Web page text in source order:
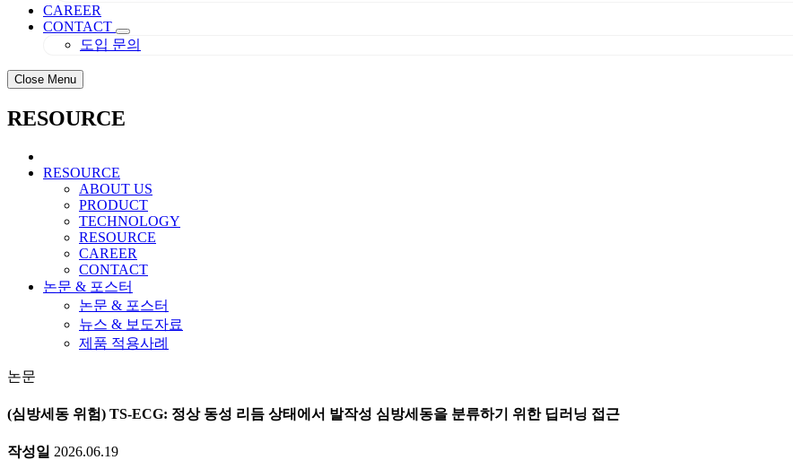
CAREER
CONTACT
도입 문의
Close Menu
RESOURCE
RESOURCE
ABOUT US
PRODUCT
TECHNOLOGY
RESOURCE
CAREER
CONTACT
논문 & 포스터
논문 & 포스터
뉴스 & 보도자료
제품 적용사례
논문
(심방세동 위험) TS-ECG: 정상 동성 리듬 상태에서 발작성 심방세동을 분류하기 위한 딥러닝 접근
작성일 2026.06.19